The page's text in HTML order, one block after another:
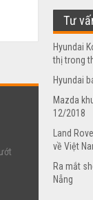
Tư
Hyundai
thị trong
Hyundai
Mazda
12/2018
Land
về Việt
Ra mắt
Nẵng